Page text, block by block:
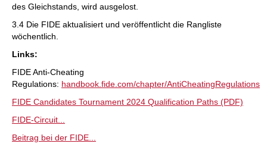
des Gleichstands, wird ausgelost.
3.4 Die FIDE aktualisiert und veröffentlicht die Rangliste
wöchentlich.
Links:
FIDE Anti-Cheating
Regulations: handbook.fide.com/chapter/AntiCheatingRegulations
FIDE Candidates Tournament 2024 Qualification Paths (PDF)
FIDE-Circuit...
Beitrag bei der FIDE...